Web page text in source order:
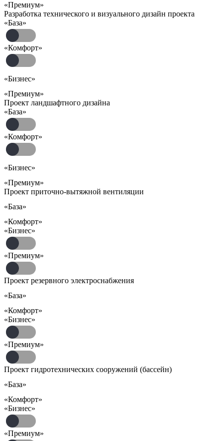
«Премиум»
Разработка технического и визуального дизайн проекта
«База»
«Комфорт»
«Бизнес»
«Премиум»
Проект ландшафтного дизайна
«База»
«Комфорт»
«Бизнес»
«Премиум»
Проект приточно-вытяжной вентиляции
«База»
«Комфорт»
«Бизнес»
«Премиум»
Проект резервного электроснабжения
«База»
«Комфорт»
«Бизнес»
«Премиум»
Проект гидротехнических сооружений (бассейн)
«База»
«Комфорт»
«Бизнес»
«Премиум»